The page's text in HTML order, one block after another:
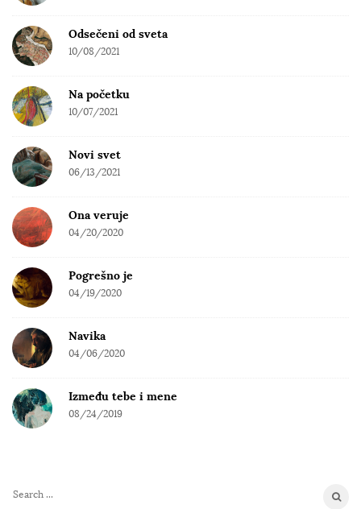
Odsečeni od sveta
10/08/2021
Na početku
10/07/2021
Novi svet
06/13/2021
Ona veruje
04/20/2020
Pogrešno je
04/19/2020
Navika
04/06/2020
Između tebe i mene
08/24/2019
S